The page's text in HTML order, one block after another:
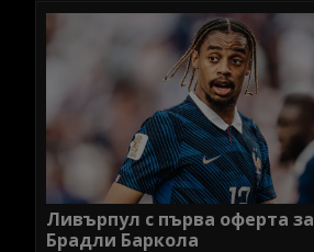
Ливърпул с първа оферта за
Брадли Баркола